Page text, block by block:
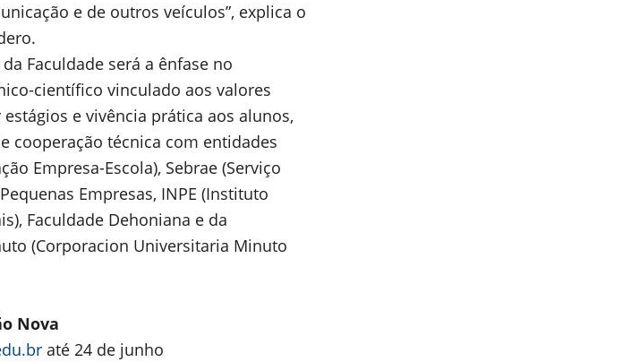
e de outros veículos”, explica o
Faculdade será a ênfase no
científico vinculado aos valores
e vivência prática aos alunos,
cooperação técnica com entidades
Empresa-Escola), Sebrae (Serviço
Empresas, INPE (Instituto
Faculdade Dehoniana e da
(Corporacion Universitaria Minuto
Nova
até 24 de junho